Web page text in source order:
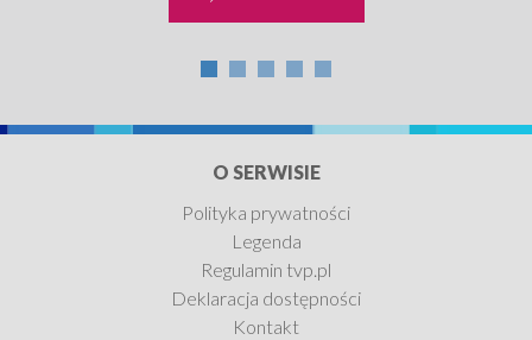
O SERWISIE
Polityka prywatności
Legenda
Regulamin tvp.pl
Deklaracja dostępności
Kontakt